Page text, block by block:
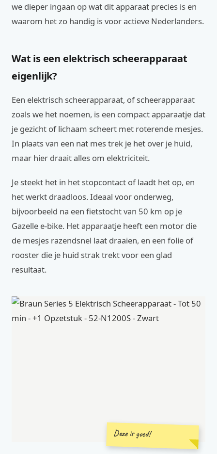
we dieper ingaan op wat dit apparaat precies is en
waarom het zo handig is voor actieve Nederlanders.
Wat is een elektrisch scheerapparaat
eigenlijk?
Een elektrisch scheerapparaat, of scheerapparaat
zoals we het noemen, is een compact apparaatje dat
je gezicht of lichaam scheert met roterende mesjes.
In plaats van een nat mes trek je het over je huid,
maar hier draait alles om elektriciteit.
Je steekt het in het stopcontact of laadt het op, en
het werkt draadloos. Ideaal voor onderweg,
bijvoorbeeld na een fietstocht van 50 km op je
Gazelle e-bike. Het apparaatje heeft een motor die
de mesjes razendsnel laat draaien, en een folie of
rooster die je huid strak trekt voor een glad
resultaat.
Deze is goed!